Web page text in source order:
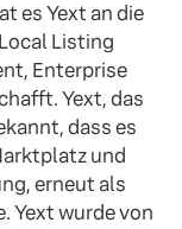
es Yext an die
Listing
Enterprise
Yext, das
dass es
und
erneut als
Yext wurde von